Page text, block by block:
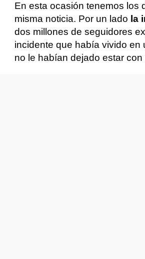
En esta ocasión tenemos los
misma noticia. Por un lado la
dos millones de seguidores
incidente que había vivido en
no le habían dejado estar